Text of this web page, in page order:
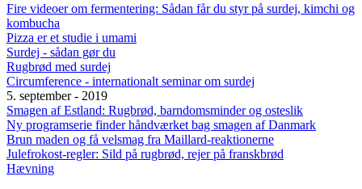
Fire videoer om fermentering: Sådan får du styr på surdej, kimchi og
kombucha
Pizza er et studie i umami
Surdej - sådan gør du
Rugbrød med surdej
Circumference - internationalt seminar om surdej
5. september - 2019
Smagen af Estland: Rugbrød, barndomsminder og osteslik
Ny programserie finder håndværket bag smagen af Danmark
Brun maden og få velsmag fra Maillard-reaktionerne
Julefrokost-regler: Sild på rugbrød, rejer på franskbrød
Hævning